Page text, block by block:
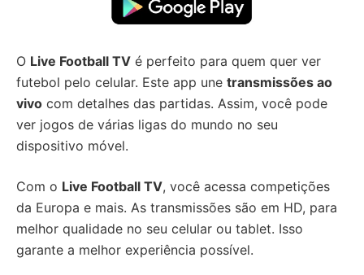
O Live Football TV é perfeito para quem quer ver
futebol pelo celular. Este app une transmissões ao
vivo com detalhes das partidas. Assim, você pode
ver jogos de várias ligas do mundo no seu
dispositivo móvel.
Com o Live Football TV, você acessa competições
da Europa e mais. As transmissões são em HD, para
melhor qualidade no seu celular ou tablet. Isso
garante a melhor experiência possível.